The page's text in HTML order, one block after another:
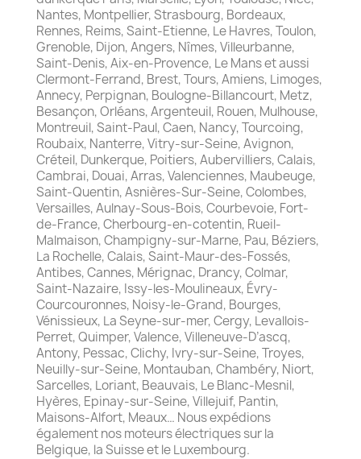
Nantes, Montpellier, Strasbourg, Bordeaux,
Rennes, Reims, Saint-Etienne, Le Havres, Toulon,
Grenoble, Dijon, Angers, Nîmes, Villeurbanne,
Saint-Denis, Aix-en-Provence, Le Mans et aussi
Clermont-Ferrand, Brest, Tours, Amiens, Limoges,
Annecy, Perpignan, Boulogne-Billancourt, Metz,
Besançon, Orléans, Argenteuil, Rouen, Mulhouse,
Montreuil, Saint-Paul, Caen, Nancy, Tourcoing,
Roubaix, Nanterre, Vitry-sur-Seine, Avignon,
Créteil, Dunkerque, Poitiers, Aubervilliers, Calais,
Cambrai, Douai, Arras, Valenciennes, Maubeuge,
Saint-Quentin, Asnières-Sur-Seine, Colombes,
Versailles, Aulnay-Sous-Bois, Courbevoie, Fort-
de-France, Cherbourg-en-cotentin, Rueil-
Malmaison, Champigny-sur-Marne, Pau, Béziers,
La Rochelle, Calais, Saint-Maur-des-Fossés,
Antibes, Cannes, Mérignac, Drancy, Colmar,
Saint-Nazaire, Issy-les-Moulineaux, Évry-
Courcouronnes, Noisy-le-Grand, Bourges,
Vénissieux, La Seyne-sur-mer, Cergy, Levallois-
Perret, Quimper, Valence, Villeneuve-D’ascq,
Antony, Pessac, Clichy, Ivry-sur-Seine, Troyes,
Neuilly-sur-Seine, Montauban, Chambéry, Niort,
Sarcelles, Loriant, Beauvais, Le Blanc-Mesnil,
Hyères, Epinay-sur-Seine, Villejuif, Pantin,
Maisons-Alfort, Meaux… Nous expédions
également nos moteurs électriques sur la
Belgique, la Suisse et le Luxembourg.